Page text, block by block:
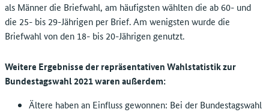
als Männer die Briefwahl, am häufigsten wählten die ab 60- und
die 25- bis 29-Jährigen per Brief. Am wenigsten wurde die
Briefwahl von den 18- bis 20-Jährigen genutzt.
Weitere Ergebnisse der repräsentativen Wahlstatistik zur
Bundestagswahl 2021 waren außerdem:
Ältere haben an Einfluss gewonnen: Bei der Bundestagswahl